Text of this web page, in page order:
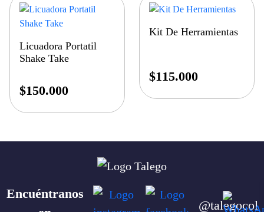
Licuadora Portatil
Shake Take
$150.000
Kit De Herramientas
$115.000
Encuéntranos
@talegocol